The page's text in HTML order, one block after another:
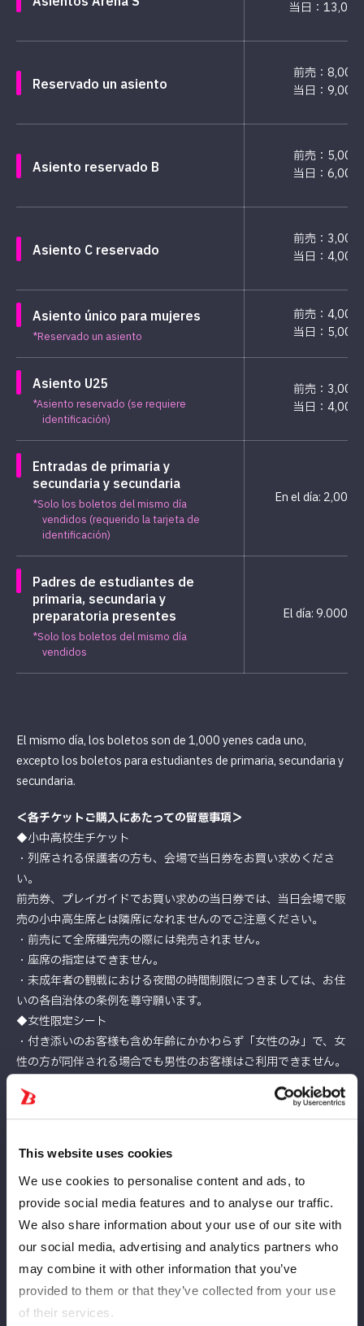
This website uses cookies
We use cookies to personalise content and ads, to
provide social media features and to analyse our traffic.
We also share information about your use of our site with
our social media, advertising and analytics partners who
may combine it with other information that you’ve
provided to them or that they’ve collected from your use
of their services.
当日：
Reservado un asiento
前売：8,000
当日：9,000
Asiento reservado B
前売：5,000
当日：6,000
Asiento C reservado
前売：3,000
当日：4,000
Asiento único para mujeres
*Reservado un asiento
前売：4,000
当日：5,000
Asiento U25
*Asiento reservado (se requiere
identificación)
前売：3,000
当日：4,000
Entradas de primaria y
secundaria y secundaria
*Solo los boletos del mismo día
vendidos (requerido la tarjeta de
identificación)
En el día: 2,000
Padres de estudiantes de
primaria, secundaria y
preparatoria presentes
*Solo los boletos del mismo día
vendidos
El día: 9.000
El mismo día, los boletos son de 1,000 yenes cada uno,
excepto los boletos para estudiantes de primaria, secundaria y
secundaria.
＜各チケットご購入にあたっての留意事項＞
◆小中高校生チケット
・列席される保護者の方も、会場で当日券をお買い求めくださ
い。
前売券、プレイガイドでお買い求めの当日券では、当日会場で販
売の小中高生席とは隣席になれませんのでご注意ください。
・前売にて全席種完売の際には発売されません。
・座席の指定はできません。
・未成年者の観戦における夜間の時間制限につきましては、お住
いの各自治体の条例を尊守願います。
◆女性限定シート
・付き添いのお客様も含め年齢にかかわらず「女性のみ」で、女
性の方が同伴される場合でも男性のお客様はご利用できません。
・大会当日25歳以下の方が対象となります（入場時に身分証確
認あり）
たします。
Horario de ventas
チケットのご購入は大会当日8月6日(水)19:30まで
※8/6午前0時より当日料金が適用されます。